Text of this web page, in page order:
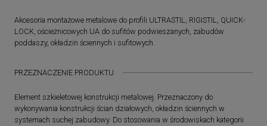
Akcesoria montażowe metalowe do profili ULTRASTIL, RIGISTIL, QUICK-
LOCK, ościeżnicowych UA do sufitów podwieszanych, zabudów
poddaszy, okładzin ściennych i sufitowych.
PRZEZNACZENIE PRODUKTU
Element szkieletowej konstrukcji metalowej. Przeznaczony do
wykonywania konstrukcji ścian działowych, okładzin ściennych w
systemach suchej zabudowy. Do stosowania w środowiskach kategorii